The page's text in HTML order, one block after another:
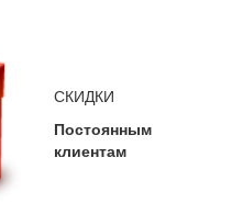
СКИДКИ
Постоянным
клиентам